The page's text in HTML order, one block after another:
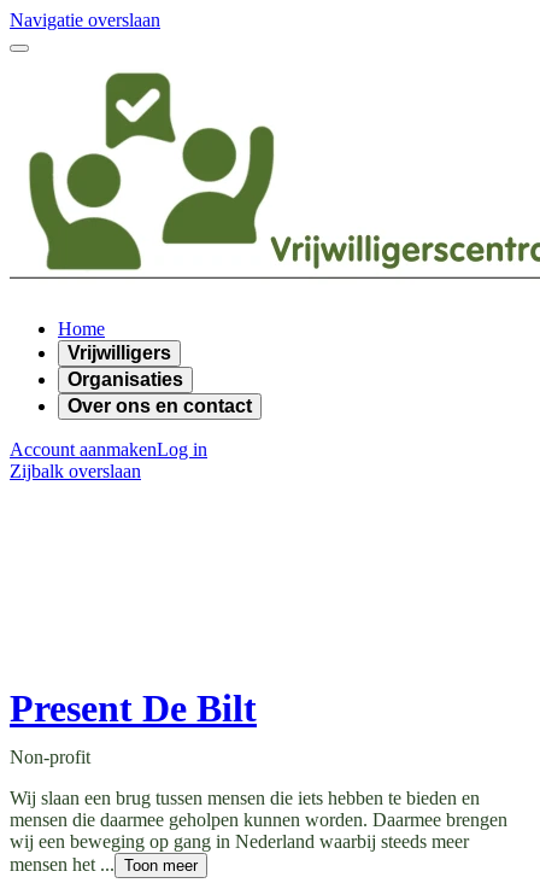
Navigatie overslaan
Home
Vrijwilligers
Organisaties
Over ons en contact
Account aanmakenLog in
Zijbalk overslaan
Present De Bilt
Non-profit
Wij slaan een brug tussen mensen die iets hebben te bieden en
mensen die daarmee geholpen kunnen worden. Daarmee brengen
wij een beweging op gang in Nederland waarbij steeds meer
mensen het ... Toon meer